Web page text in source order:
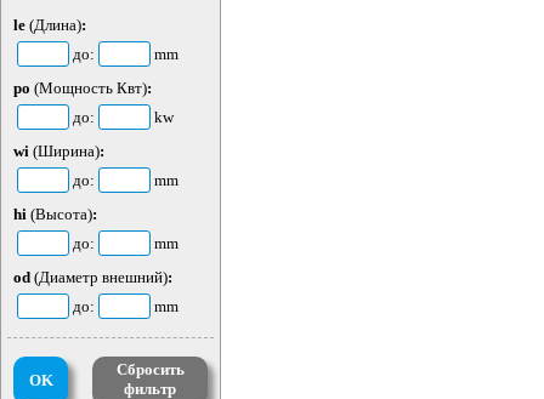
le (Длина):
до:
mm
po (Мощность Квт):
до:
kw
wi (Ширина):
до:
mm
hi (Высота):
до:
mm
od (Диаметр внешний):
до:
mm
OK
Сбросить
фильтр